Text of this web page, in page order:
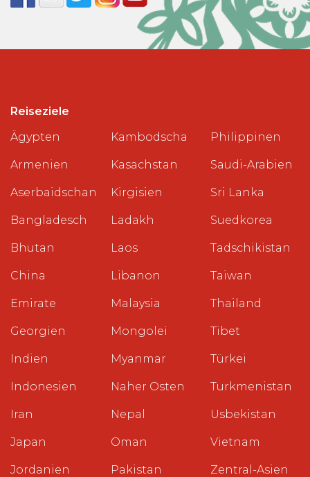
Reiseziele
Ägypten
Armenien
Aserbaidschan
Bangladesch
Bhutan
China
Emirate
Georgien
Indien
Indonesien
Iran
Japan
Jordanien
Kambodscha
Kasachstan
Kirgisien
Ladakh
Laos
Libanon
Malaysia
Mongolei
Myanmar
Naher Osten
Nepal
Oman
Pakistan
Philippinen
Saudi-Arabien
Sri Lanka
Suedkorea
Tadschikistan
Taiwan
Thailand
Tibet
Türkei
Turkmenistan
Usbekistan
Vietnam
Zentral-Asien